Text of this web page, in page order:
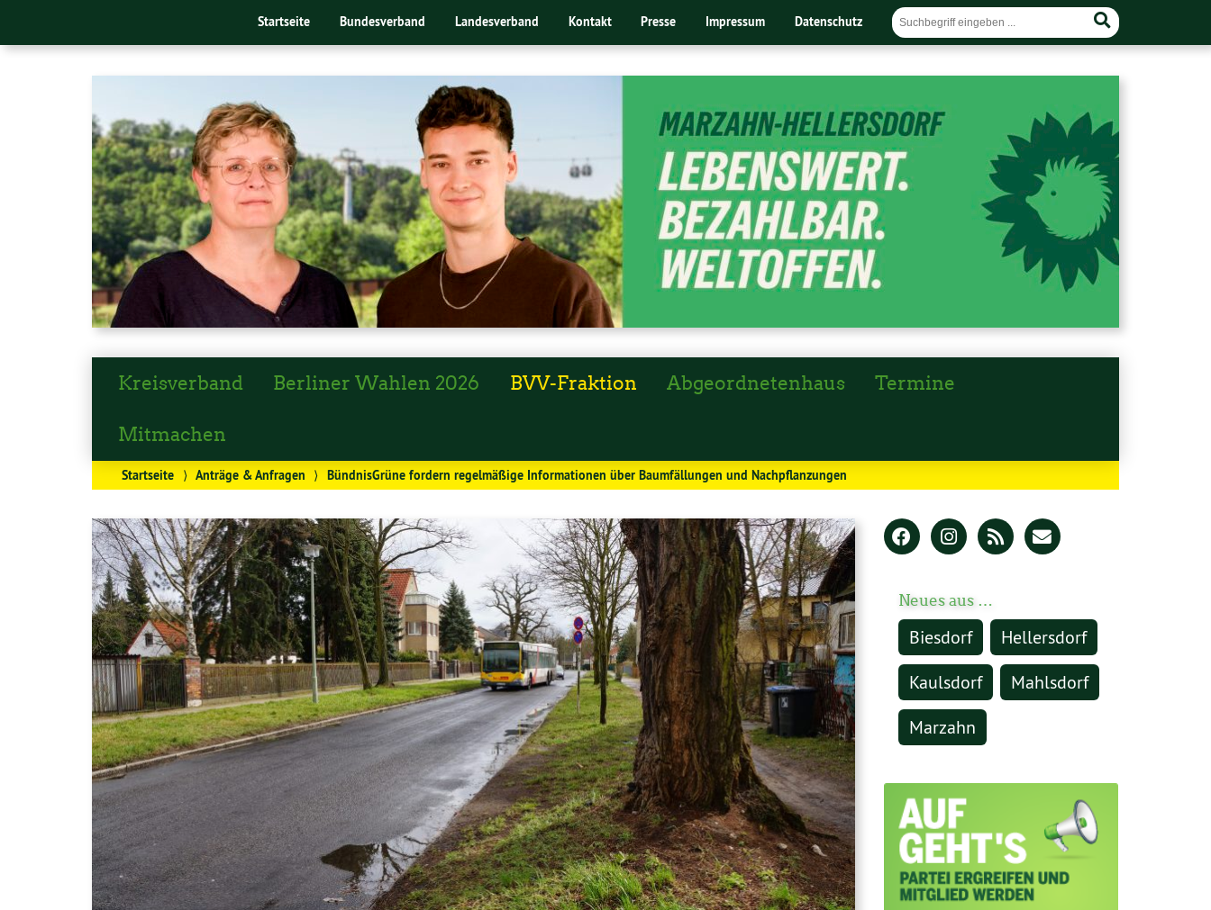
Startseite Bundesverband Landesverband Kontakt Presse Impressum Datenschutz
Kreisverband Berliner Wahlen 2026 BVV-Fraktion Abgeordnetenhaus Termine
Mitmachen
Startseite ⟩ Anträge & Anfragen ⟩ BündnisGrüne fordern regelmäßige Informationen über Baumfällungen und Nachpflanzungen
Neues aus …
Biesdorf
Hellersdorf
Kaulsdorf
Mahlsdorf
Marzahn